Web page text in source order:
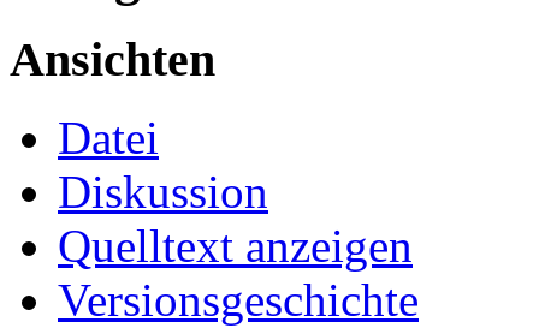
Ansichten
Datei
Diskussion
Quelltext anzeigen
Versionsgeschichte